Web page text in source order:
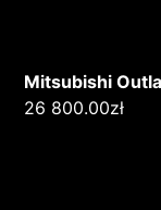
Mitsubishi
26 800.00zł